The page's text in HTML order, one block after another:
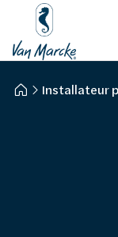
Installateur